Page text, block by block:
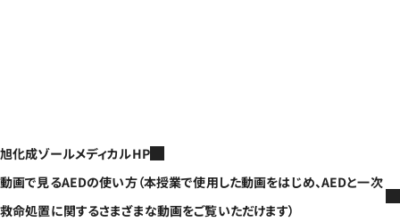
旭化成ゾールメディカルHP
動画で見るAEDの使い方（本授業で使用した動画をはじめ、AEDと一次
救命処置に関するさまざまな動画をご覧いただけます）